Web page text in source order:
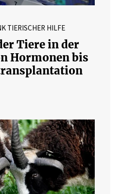
TIERISCHER HILFE
Tiere in der
Hormonen bis